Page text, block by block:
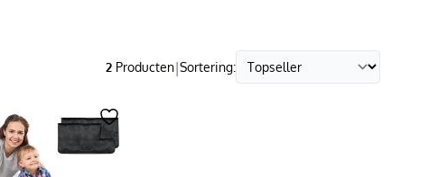
2 Producten|Sortering: